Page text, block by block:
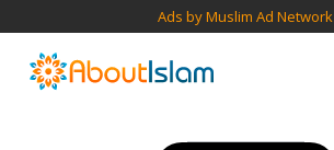
Ads by Muslim Ad Network